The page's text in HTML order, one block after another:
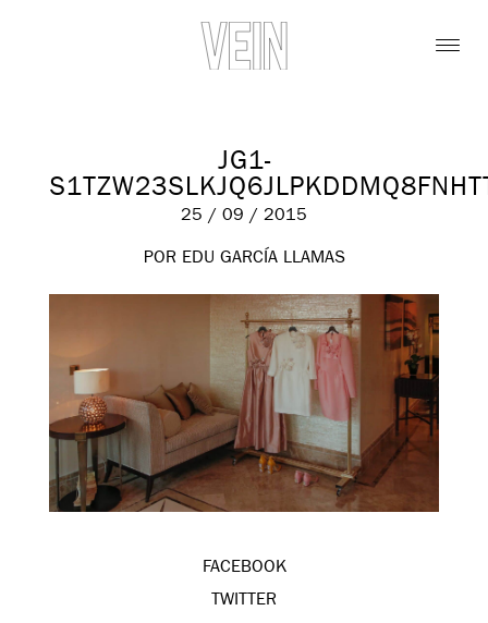
JG1-
25 / 09 / 2015
POR EDU GARCÍA LLAMAS
FACEBOOK
TWITTER